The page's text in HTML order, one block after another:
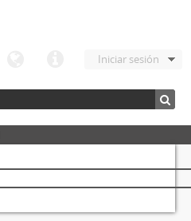
Iniciar sesión